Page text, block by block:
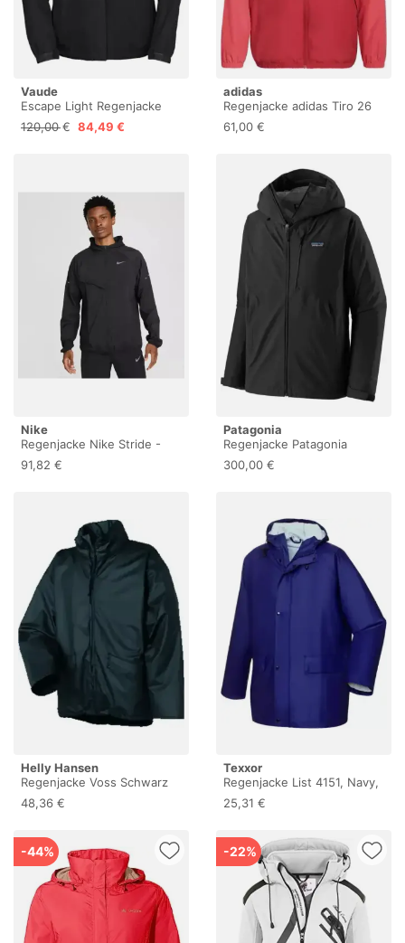
Vaude
Escape Light Regenjacke
Damen – wasserdicht,
atmungsaktiv und winddicht
120,00 € 84,49 €
adidas
Regenjacke adidas Tiro 26
Competition - Rouge - male
- Size: XS
61,00 €
Nike
Regenjacke Nike Stride -
Noir - male - Size: M
91,82 €
Patagonia
Regenjacke Patagonia
Granite Crest
300,00 €
Helly Hansen
Regenjacke Voss Schwarz
Größe Xl
48,36 €
Texxor
Regenjacke List 4151, Navy,
Größe Xxl
25,31 €
-44% -22%